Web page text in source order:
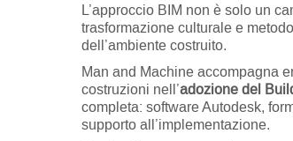
L’approccio BIM non è solo un
trasformazione culturale e
dell’ambiente costruito.
Man and Machine accompagna
costruzioni nell’adozione del
completa: software Autodesk,
supporto all’implementazione.